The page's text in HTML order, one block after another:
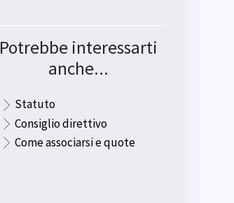
Potrebbe interessarti
anche...
Statuto
Consiglio direttivo
Come associarsi e quote